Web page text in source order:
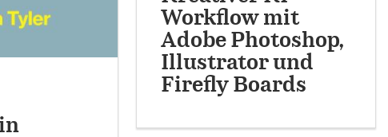
Workflow mit
Adobe Photoshop,
Illustrator und
Firefly Boards